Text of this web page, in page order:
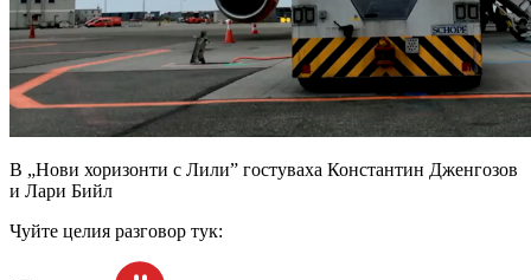
В „Нови хоризонти с Лили” гостуваха Константин Дженгозов
и Лари Бийл
Чуйте целия разговор тук: